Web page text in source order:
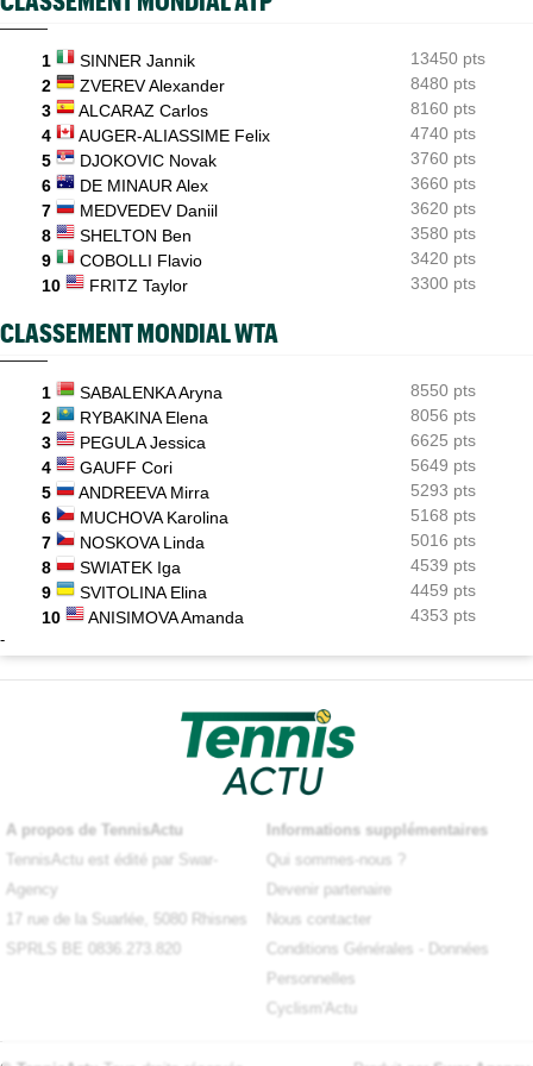
Jelena Ostapenko dénonce les messages d'insultes et de
menaces
1 SINNER Jannik
13450 pts
2
ZVEREV Alexander
8480 pts
3
ALCARAZ Carlos
8160 pts
4
AUGER-ALIASSIME Felix
4740 pts
5
DJOKOVIC Novak
3760 pts
6
DE MINAUR Alex
3660 pts
7
MEDVEDEV Daniil
3620 pts
8
SHELTON Ben
3580 pts
9
COBOLLI Flavio
3420 pts
10
FRITZ Taylor 3300 pts
CLASSEMENT MONDIAL WTA
1 SABALENKA Aryna
8550 pts
2
RYBAKINA Elena
8056 pts
3
PEGULA Jessica
6625 pts
4
GAUFF Cori
5649 pts
5
ANDREEVA Mirra
5293 pts
6
MUCHOVA Karolina
5168 pts
7
NOSKOVA Linda
5016 pts
8
SWIATEK Iga
4539 pts
9
SVITOLINA Elina
4459 pts
10
ANISIMOVA Amanda 4353 pts
-
A propos de TennisActu
TennisActu est édité par Swar-
Agency
17 rue de la Suarlée, 5080 Rhisnes
SPRLS BE 0836.273.820
Informations supplémentaires
Qui sommes-nous ?
Devenir partenaire
Nous contacter
Conditions Générales
Données
Personnelles
Cyclism'Actu